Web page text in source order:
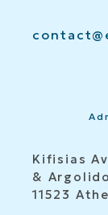
Kifisias
&
11523